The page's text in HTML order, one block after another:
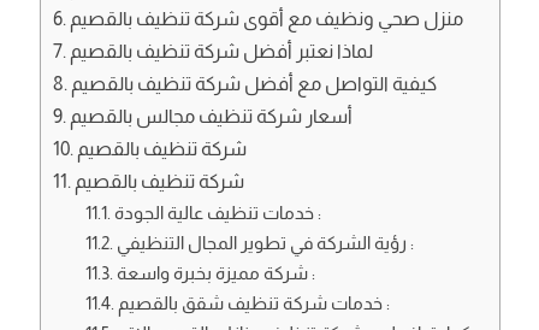
منزل صحي ونظيف مع أقوى شركة تنظيف بالقصيم
لماذا نعتبر أفضل شركة تنظيف بالقصيم
كيفية التواصل مع أفضل شركة تنظيف بالقصيم
أسعار شركة تنظيف مجالس بالقصيم
شركة تنظيف بالقصيم
شركة تنظيف بالقصيم
خدمات تنظيف عالية الجودة :
رؤية الشركة في تطوير المجال التنظيفي :
شركة مميزة بخبرة واسعة :
خدمات شركة تنظيف شقق بالقصيم :